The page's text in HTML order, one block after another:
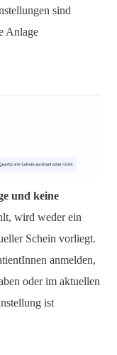
sind
Anlage
und keine
wird weder ein
Schein vorliegt.
anmelden,
oder im aktuellen
ist